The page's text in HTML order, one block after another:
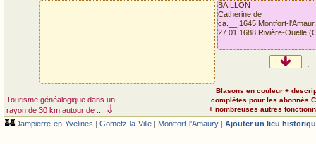
Tourisme généalogique dans un
rayon de 30 km autour de ...
⇓
BAILLON
Catherine de
ca.__.1645 Montfort-
27.01.1688 Rivière-Ouelle
🏰Dampierre-en-Yvelines | Gometz-la-Ville | Montfort-l'Amaury | Ajouter un lieu
Blasons en couleur +
complètes pour les abonnés
+ nombreuses autres